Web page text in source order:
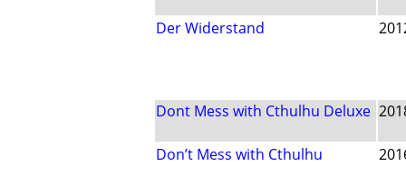
Der Widerstand
Dont Mess with Cthulhu Deluxe
Don’t Mess with Cthulhu